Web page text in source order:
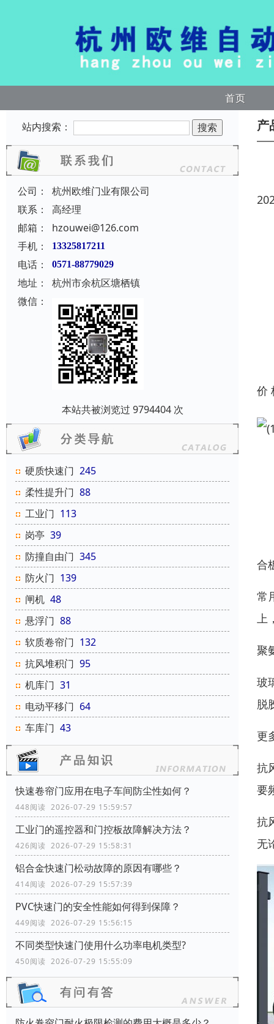
首页
站内搜索：
公司：
杭州欧维门业有限公司
联系：
高经理
邮箱：
hzouwei@126.com
手机：
13325817211
电话： 0571-88779029
地址：
杭州市余杭区塘栖镇
微信：
本站共被浏览过 9794404 次
硬质快速门 245
柔性提升门 88
工业门 113
岗亭 39
防撞自由门 345
防火门 139
闸机 48
悬浮门 88
软质卷帘门 132
抗风堆积门 95
机库门 31
电动平移门 64
车库门 43
快速卷帘门应用在电子车间防尘性如何？
448阅读 2026-07-29 15:59:57
工业门的遥控器和门控板故障解决方法？
426阅读 2026-07-29 15:58:31
铝合金快速门松动故障的原因有哪些？
414阅读 2026-07-29 15:57:39
PVC快速门的安全性能如何得到保障？
449阅读 2026-07-29 15:56:15
不同类型快速门使用什么功率电机类型?
450阅读 2026-07-29 15:55:09
产
价
合
常
上
聚
玻
脱
更
抗
要
抗
无